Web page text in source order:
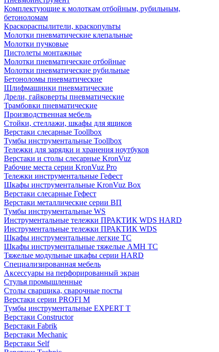
Комплектующие к молоткам отбойным, рубильным,
бетоноломам
Краскораспылители, краскопульты
Молотки пневматические клепальные
Молотки пучковые
Пистолеты монтажные
Молотки пневматические отбойные
Молотки пневматические рубильные
Бетоноломы пневматические
Шлифмашинки пневматические
Дрели, гайковерты пневматические
Трамбовки пневматические
Производственная мебель
Стойки, стеллажи, шкафы для ящиков
Верстаки слесарные Toollbox
Тумбы инструментальные Toollbox
Тележки для зарядки и хранения ноутбуков
Верстаки и столы слесарные KronVuz
Рабочие места серии KronVuz Pro
Тележки инструментальные Гефест
Шкафы инструментальные KronVuz Box
Верстаки слесарные Гефест
Верстаки металлические серии ВП
Тумбы инструментальные WS
Инструментальные тележки ПРАКТИК WDS HARD
Инструментальные тележки ПРАКТИК WDS
Шкафы инструментальные легкие ТС
Шкафы инструментальные тяжелые AMH TC
Тяжелые модульные шкафы серии HARD
Cпециализированная мебель
Аксессуары на перфорированный экран
Стулья промышленные
Столы сварщика, сварочные посты
Верстаки серии PROFI M
Тумбы инструментальные EXPERT T
Верстаки Constructor
Верстаки Fabrik
Верстаки Mechanic
Верстаки Self